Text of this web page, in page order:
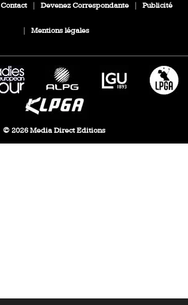
Contact Devenez Correspondante Publicité
Mentions légales
© 2026 Media Direct Editions